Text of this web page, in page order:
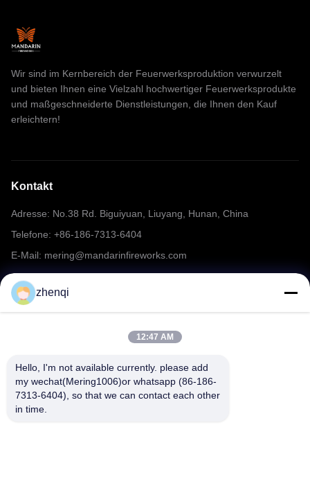
Wir sind im Kernbereich der Feuerwerksproduktion verwurzelt
und bieten Ihnen eine Vielzahl hochwertiger Feuerwerksprodukte
und maßgeschneiderte Dienstleistungen, die Ihnen den Kauf
erleichtern!
Kontakt
Adresse: No.38 Rd. Biguiyuan, Liuyang, Hunan, China
Telefone: +86-186-7313-6404
E-Mail: mering@mandarinfireworks.com
Folgen Sie uns.
Schnelle Links
zhenqi
12:47 AM
Hello, I'm not available currently. please add
my wechat(Mering1006)or whatsapp (86-186-
7313-6404), so that we can contact each other
in time.